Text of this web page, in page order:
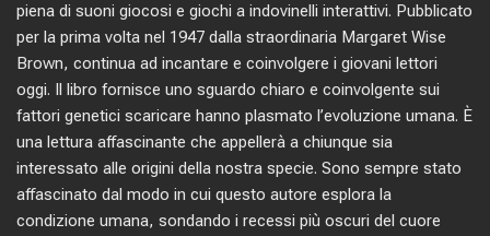
piena di suoni giocosi e giochi a indovinelli interattivi. Pubblicato
per la prima volta nel 1947 dalla straordinaria Margaret Wise
Brown, continua ad incantare e coinvolgere i giovani lettori
oggi. Il libro fornisce uno sguardo chiaro e coinvolgente sui
fattori genetici scaricare hanno plasmato l’evoluzione umana. È
una lettura affascinante che appellerà a chiunque sia
interessato alle origini della nostra specie. Sono sempre stato
affascinato dal modo in cui questo autore esplora la
condizione umana, sondando i recessi più oscuri del cuore